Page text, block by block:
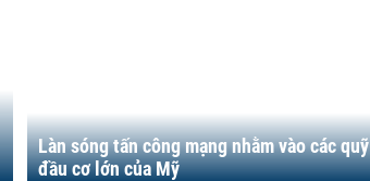
Làn sóng tấn công mạng nhằm vào các quỹ
đầu cơ lớn của Mỹ